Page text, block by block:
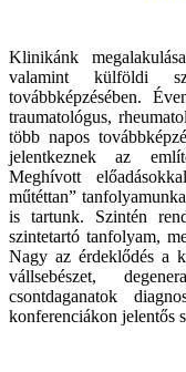
Klinikánk
valamint külföldi
továbbképzésében.
traumatológus,
több napos
jelentkeznek az
Meghívott
műtéttan”
is tartunk. Szintén
szintetartó tanfolyam,
Nagy az érdeklődés a
vállsebészet,
csontdaganatok
konferenciákon jelentős